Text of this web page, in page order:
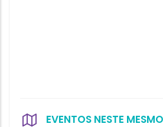
EVENTOS NESTE